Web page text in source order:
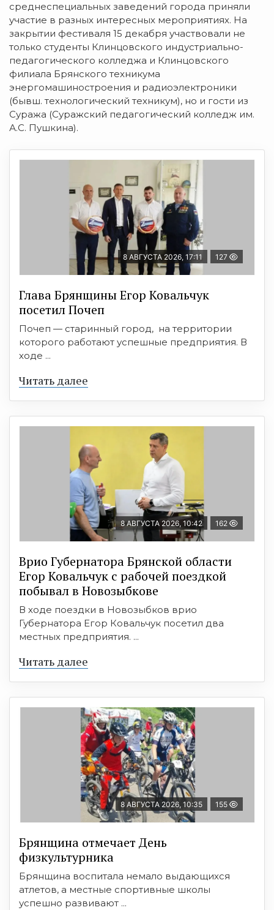
среднеспециальных заведений города приняли
участие в разных интересных мероприятиях. На
закрытии фестиваля 15 декабря участвовали не
только студенты Клинцовского индустриально-
педагогического колледжа и Клинцовского
филиала Брянского техникума
энергомашиностроения и радиоэлектроники
(бывш. технологический техникум), но и гости из
Суража (Суражский педагогический колледж им.
А.С. Пушкина).
8 АВГУСТА 2026, 17:11 127
Глава Брянщины Егор Ковальчук
посетил Почеп
Почеп — старинный город, на территории
которого работают успешные предприятия. В
ходе ...
Читать далее
8 АВГУСТА 2026, 10:42 162
Врио Губернатора Брянской области
Егор Ковальчук с рабочей поездкой
побывал в Новозыбкове
В ходе поездки в Новозыбков врио
Губернатора Егор Ковальчук посетил два
местных предприятия. ...
Читать далее
8 АВГУСТА 2026, 10:35 155
Брянщина отмечает День
физкультурника
Брянщина воспитала немало выдающихся
атлетов, а местные спортивные школы
успешно развивают ...